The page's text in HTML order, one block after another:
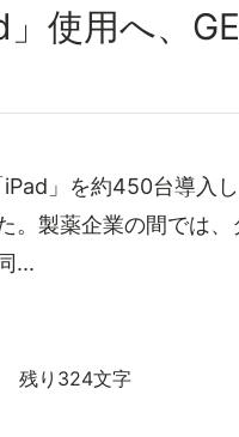
使用へ、
」を約450台導入
。製薬企業の間では
...
残り324文字